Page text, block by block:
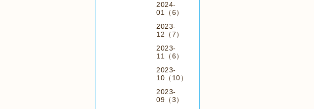
2024-
01（6）
2023-
12（7）
2023-
11（6）
2023-
10（10）
2023-
09（3）